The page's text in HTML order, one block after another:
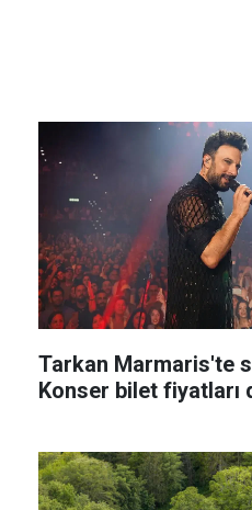
Tarkan Marmaris'te
Konser bilet fiyatları